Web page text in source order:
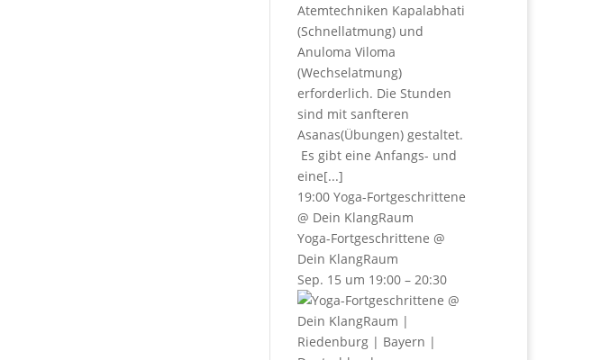
Atemtechniken Kapalabhati
(Schnellatmung) und
Anuloma Viloma
(Wechselatmung)
erforderlich. Die Stunden
sind mit sanfteren
Asanas(Übungen) gestaltet.
Es gibt eine Anfangs- und
eine[...]
19:00 Yoga-Fortgeschrittene
@ Dein KlangRaum
Yoga-Fortgeschrittene @
Dein KlangRaum
Sep. 15 um 19:00 – 20:30